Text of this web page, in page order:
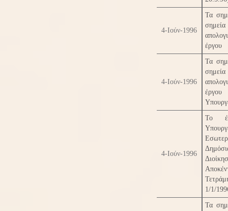
4-Ιούν-1996
Τα
έργου
4-Ιούν-1996
Τα
4-Ιούν-1996
Το
1/1/
Τα